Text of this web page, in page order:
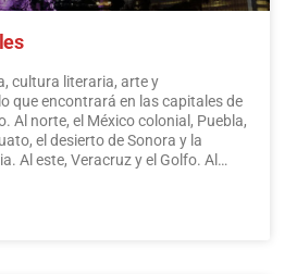
cultura literaria, arte y
que encontrará en las capitales de
Al norte, el México colonial, Puebla,
el desierto de Sonora y la
Al este, Veracruz y el Golfo. Al
de Chichén-Itzá, Tulúm y